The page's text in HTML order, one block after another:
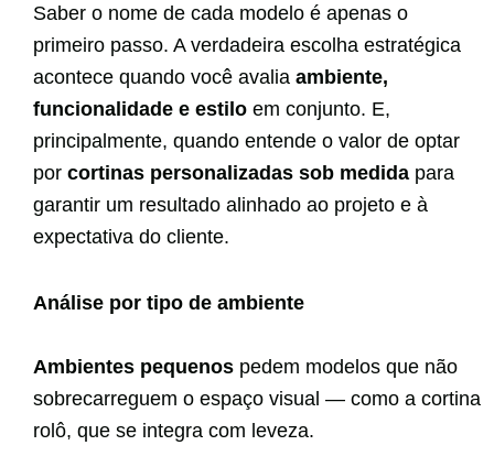
Saber o nome de cada modelo é apenas o
primeiro passo. A verdadeira escolha estratégica
acontece quando você avalia ambiente,
funcionalidade e estilo em conjunto. E,
principalmente, quando entende o valor de optar
por cortinas personalizadas sob medida para
garantir um resultado alinhado ao projeto e à
expectativa do cliente.
Análise por tipo de ambiente
Ambientes pequenos pedem modelos que não
sobrecarreguem o espaço visual — como a cortina
rolô, que se integra com leveza.